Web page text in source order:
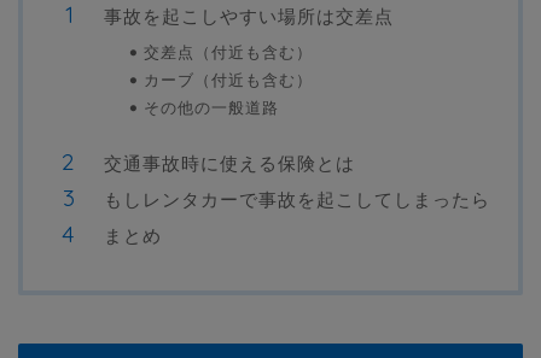
事故を起こしやすい場所は交差点
交差点（付近も含む）
カーブ（付近も含む）
その他の一般道路
交通事故時に使える保険とは
もしレンタカーで事故を起こしてしまったら
まとめ